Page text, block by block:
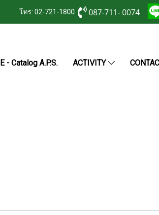
โทร: 02-721-1800 087-711- 0074
E - Catalog A.P.S. ACTIVITY